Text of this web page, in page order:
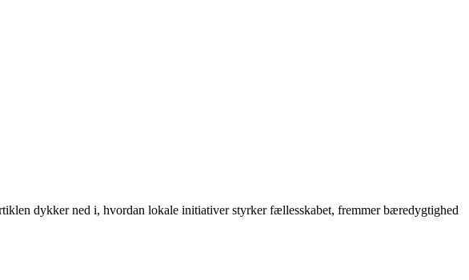
dykker ned i, hvordan lokale initiativer styrker fællesskabet, fremmer bæredygtighed